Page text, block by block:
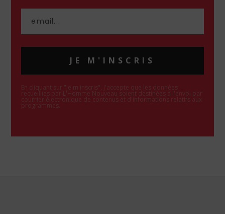
JE M'INSCRIS
En cliquant sur "Je m'inscris", j'accepte que les données
recueillies par L'Homme Nouveau soient destinées à l'envoi par
courrier électronique de contenus et d'informations relatifs aux
programmes.